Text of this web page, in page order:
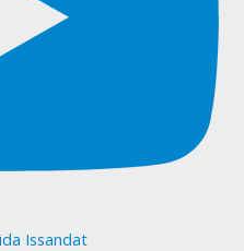
Issandat